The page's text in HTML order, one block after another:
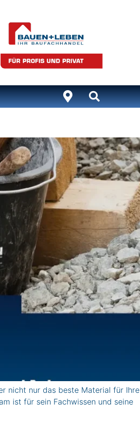
nicht nur das beste Material für Ihre
ist für sein Fachwissen und seine